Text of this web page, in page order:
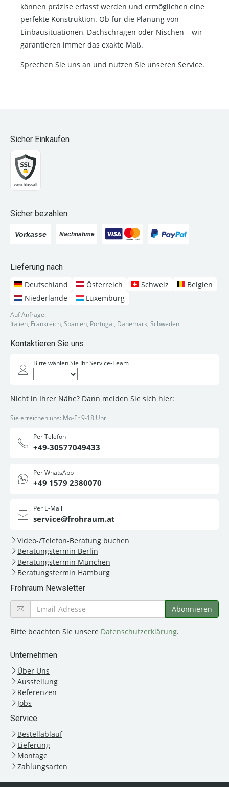
können präzise erfasst werden und ermöglichen eine
perfekte Konstruktion. Ob für die Planung von
Einbausituationen, Dachschrägen oder Nischen – wir
garantieren immer das exakte Maß.
Sprechen Sie uns an und nutzen Sie unseren Service.
Sicher Einkaufen
Sicher bezahlen
Lieferung nach
Deutschland
Österreich Schweiz
Belgien
Niederlande
Luxemburg
Auf Anfrage:
Italien, Frankreich, Spanien, Portugal, Dänemark, Schweden
Kontaktieren Sie uns
Bitte wählen Sie Ihr Service-Team
Nicht in Ihrer Nähe? Dann melden Sie sich hier:
Sie erreichen uns: Mo-Fr 9-18 Uhr
Per Telefon
+49-30577049433
Per WhatsApp
+49 1579 2380070
Per E-Mail
service@frohraum.at
Video-/Telefon-Beratung buchen
Beratungstermin Berlin
Beratungstermin München
Beratungstermin Hamburg
Frohraum Newsletter
Bitte beachten Sie unsere Datenschutzerklärung.
Unternehmen
Über Uns
Ausstellung
Referenzen
Jobs
Service
Bestellablauf
Lieferung
Montage
Zahlungsarten